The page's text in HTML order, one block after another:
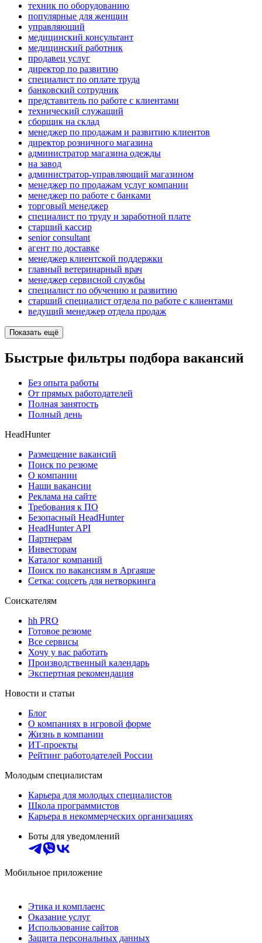
техник по оборудованию
популярные для женщин
управляющий
медицинский консультант
медицинский работник
продавец услуг
директор по развитию
специалист по оплате труда
банковский сотрудник
представитель по работе с клиентами
технический служащий
сборщик на склад
менеджер по продажам и развитию клиентов
директор розничного магазина
администратор магазина одежды
на завод
администратор-управляющий магазином
менеджер по продажам услуг компании
менеджер по работе с банками
торговый менеджер
специалист по труду и заработной плате
старший кассир
senior consultant
агент по доставке
менеджер клиентской поддержки
главный ветеринарный врач
менеджер сервисной службы
специалист по обучению и развитию
старший специалист отдела по работе с клиентами
ведущий менеджер отдела продаж
Показать ещё
Быстрые фильтры подбора вакансий
Без опыта работы
От прямых работодателей
Полная занятость
Полный день
HeadHunter
Размещение вакансий
Поиск по резюме
О компании
Наши вакансии
Реклама на сайте
Требования к ПО
Безопасный HeadHunter
HeadHunter API
Партнерам
Инвесторам
Каталог компаний
Поиск по вакансиям в Аргаяше
Сетка: соцсеть для нетворкинга
Соискателям
hh PRO
Готовое резюме
Все сервисы
Хочу у вас работать
Производственный календарь
Экспертная рекомендация
Новости и статьи
Блог
О компаниях в игровой форме
Жизнь в компании
ИТ-проекты
Рейтинг работодателей России
Молодым специалистам
Карьера для молодых специалистов
Школа программистов
Карьера в некоммерческих организациях
Боты для уведомлений
Мобильное приложение
Этика и комплаенс
Оказание услуг
Использование сайтов
Защита персональных данных